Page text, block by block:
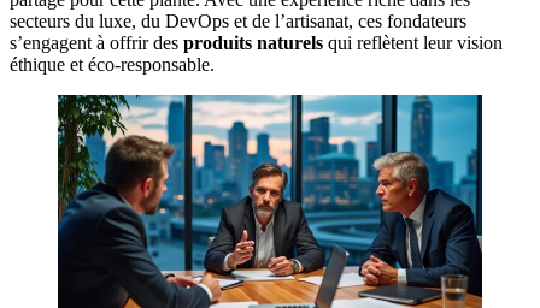
secteurs du luxe, du DevOps et de l’artisanat, ces fondateurs
s’engagent à offrir des produits naturels qui reflètent leur vision
éthique et éco-responsable.